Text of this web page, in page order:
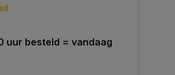
uur besteld = vandaag